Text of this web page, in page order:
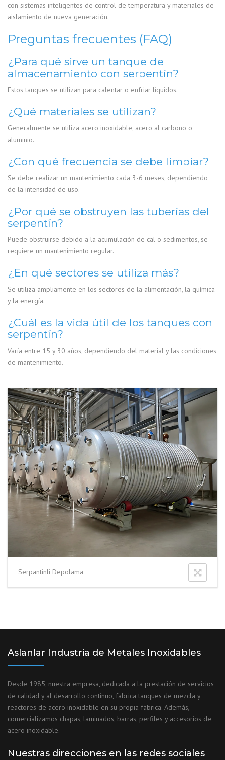
con sistemas inteligentes de control de temperatura y materiales de
aislamiento de nueva generación.
Preguntas frecuentes (FAQ)
¿Para qué sirve un tanque de
almacenamiento con serpentín?
Estos tanques se utilizan para calentar o enfriar líquidos.
¿Qué materiales se utilizan?
Generalmente se utiliza acero inoxidable, acero al carbono o
aluminio.
¿Con qué frecuencia se debe limpiar?
Se debe realizar un mantenimiento cada 3-6 meses, dependiendo
de la intensidad de uso.
¿Por qué se obstruyen las tuberías del
serpentín?
Puede obstruirse debido a la acumulación de cal o sedimentos, se
requiere un mantenimiento regular.
¿En qué sectores se utiliza más?
Se utiliza ampliamente en los sectores de la alimentación, la química
y la energía.
¿Cuál es la vida útil de los tanques con
serpentín?
Varía entre 15 y 30 años, dependiendo del material y las condiciones
de mantenimiento.
Serpantinli Depolama
Aslanlar Industria de Metales Inoxidables
Desde 1985, nuestra empresa, dedicada a la prestación de servicios
de calidad y al desarrollo continuo, fabrica tanques de mezcla y
reactores de acero inoxidable en su propia fábrica. Además,
comercializamos chapas, laminados, barras, perfiles y accesorios de
acero inoxidable.
Nuestras direcciones en las redes sociales